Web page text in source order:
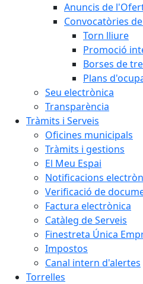
Anuncis de
Convocatòries
Torn lliure
Promoció
Borses de
Plans
Seu electrònica
Transparència
Tràmits i Serveis
Oficines municipals
Tràmits i gestions
El Meu Espai
Notificacions
Verificació de
Factura electrònica
Catàleg de Serveis
Finestreta Única
Impostos
Canal intern d'alertes
Torrelles